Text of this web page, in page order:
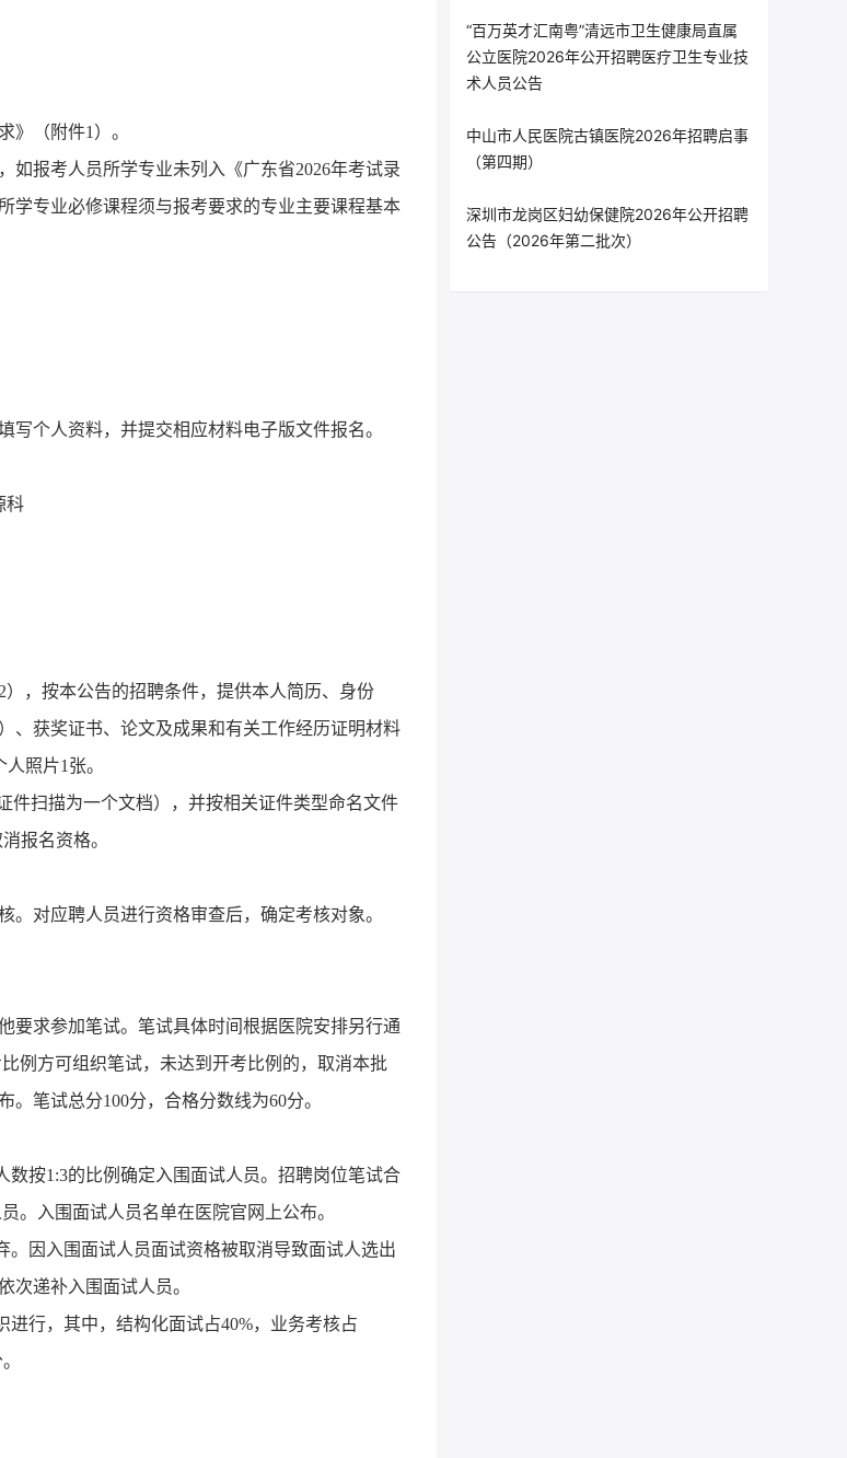
》（附件1）。
如报考人员所学专业未列入《广东省2026年考试录
学专业必修课程须与报考要求的专业主要课程基本
个人资料，并提交相应材料电子版文件报名。
科
），按本公告的招聘条件，提供本人简历、身份
、获奖证书、论文及成果和有关工作经历证明材料
照片1张。
件扫描为一个文档），并按相关证件类型命名文件
报名资格。
。对应聘人员进行资格审查后，确定考核对象。
要求参加笔试。笔试具体时间根据医院安排另行通
例方可组织笔试，未达到开考比例的，取消本批
布。笔试总分100分，合格分数线为60分。
按1:3的比例确定入围面试人员。招聘岗位笔试合
。入围面试人员名单在医院官网上公布。
因入围面试人员面试资格被取消导致面试人选出
次递补入围面试人员。
行，其中，结构化面试占40%，业务考核占
“百万英才汇南粤”清远市卫生健康局直属
公立医院2026年公开招聘医疗卫生专业技
术人员公告
中山市人民医院古镇医院2026年招聘启事
（第四期）
深圳市龙岗区妇幼保健院2026年公开招聘
公告（2026年第二批次）